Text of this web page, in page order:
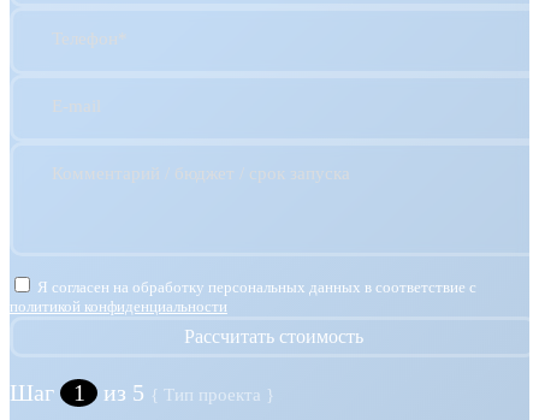
Телефон*
E-mail
Комментарий / бюджет / срок запуска
Я согласен на обработку персональных данных в соответствие с
политикой конфиденциальности
Рассчитать стоимость
Шаг 1 из 5 { Тип проекта }